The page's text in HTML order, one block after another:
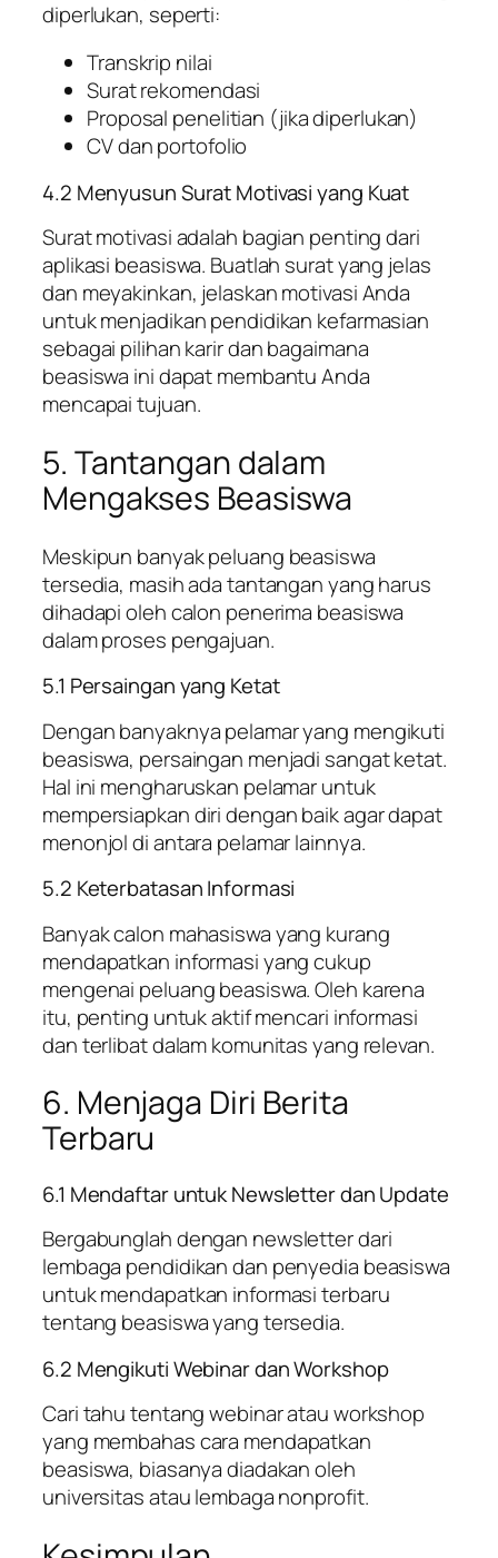
diperlukan, seperti:
Transkrip nilai
Surat rekomendasi
Proposal penelitian (jika diperlukan)
CV dan portofolio
4.2 Menyusun Surat Motivasi yang Kuat
Surat motivasi adalah bagian penting dari
aplikasi beasiswa. Buatlah surat yang jelas
dan meyakinkan, jelaskan motivasi Anda
untuk menjadikan pendidikan kefarmasian
sebagai pilihan karir dan bagaimana
beasiswa ini dapat membantu Anda
mencapai tujuan.
5. Tantangan dalam
Mengakses Beasiswa
Meskipun banyak peluang beasiswa
tersedia, masih ada tantangan yang harus
dihadapi oleh calon penerima beasiswa
dalam proses pengajuan.
5.1 Persaingan yang Ketat
Dengan banyaknya pelamar yang mengikuti
beasiswa, persaingan menjadi sangat ketat.
Hal ini mengharuskan pelamar untuk
mempersiapkan diri dengan baik agar dapat
menonjol di antara pelamar lainnya.
5.2 Keterbatasan Informasi
Banyak calon mahasiswa yang kurang
mendapatkan informasi yang cukup
mengenai peluang beasiswa. Oleh karena
itu, penting untuk aktif mencari informasi
dan terlibat dalam komunitas yang relevan.
6. Menjaga Diri Berita
Terbaru
6.1 Mendaftar untuk Newsletter dan Update
Bergabunglah dengan newsletter dari
lembaga pendidikan dan penyedia beasiswa
untuk mendapatkan informasi terbaru
tentang beasiswa yang tersedia.
6.2 Mengikuti Webinar dan Workshop
Cari tahu tentang webinar atau workshop
yang membahas cara mendapatkan
beasiswa, biasanya diadakan oleh
universitas atau lembaga nonprofit.